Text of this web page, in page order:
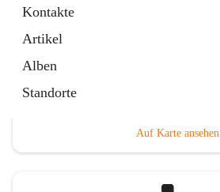
Kontakte
Artikel
Alben
Standorte
Auf Karte ansehen